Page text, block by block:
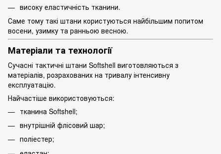
високу еластичність тканини.
Саме тому такі штани користуються найбільшим попитом
восени, узимку та ранньою весною.
Матеріали та технології
Сучасні тактичні штани Softshell виготовляються з
матеріалів, розрахованих на тривалу інтенсивну
експлуатацію.
Найчастіше використовуються:
тканина Softshell;
внутрішній флісовий шар;
поліестер;